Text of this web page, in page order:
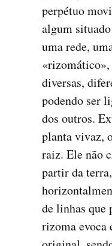
perpétuo
algum
uma rede,
diversas,
podendo ser
dos outros.
planta vivaz,
raiz. Ele não
partir da
de linhas que
rizoma evoca